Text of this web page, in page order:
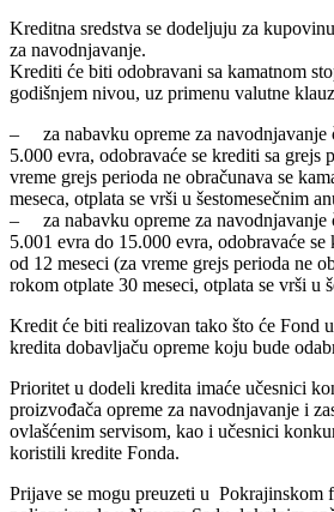
Kreditna sredstva se dodeljuju za
za navodnjavanje.
Krediti će biti odobravani sa kamatnom
godišnjem nivou, uz primenu valutne
– za nabavku opreme za navodnjavanje
5.000 evra, odobravaće se krediti sa grejs
vreme grejs perioda ne obračunava se
meseca, otplata se vrši u šestomesečnim
– za nabavku opreme za navodnjavanje
5.001 evra do 15.000 evra, odobravaće
od 12 meseci (za vreme grejs perioda ne
rokom otplate 30 meseci, otplata se vrši u
Kredit će biti realizovan tako što će Fond
kredita dobavljaču opreme koju bude
Prioritet u dodeli kredita imaće učesnici
proizvođača opreme za navodnjavanje i
ovlašćenim servisom, kao i učesnici
koristili kredite Fonda.
Prijave se mogu preuzeti u Pokrajinskom